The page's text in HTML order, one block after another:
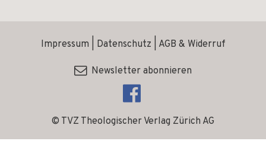
© TVZ Theologischer Verlag Zürich AG
Impressum Datenschutz AGB & Widerruf
Newsletter abonnieren